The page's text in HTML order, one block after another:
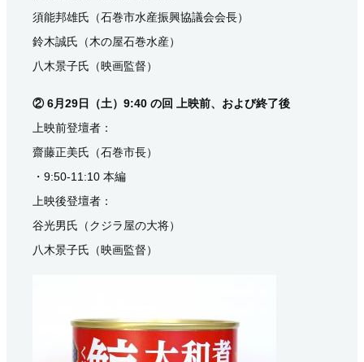
須能邦雄氏（石巻市水産振興協議会会長）
鈴木誠氏（木の屋石巻水産）
八木景子氏（映画監督）
② 6月29日（土）9:40 の回 上映前、および終了後
上映前登壇者：
齋藤正美氏（石巻市長）
・9:50-11:10 本編
上映後登壇者：
谷光男氏（クジラ屋の大将）
八木景子氏（映画監督）